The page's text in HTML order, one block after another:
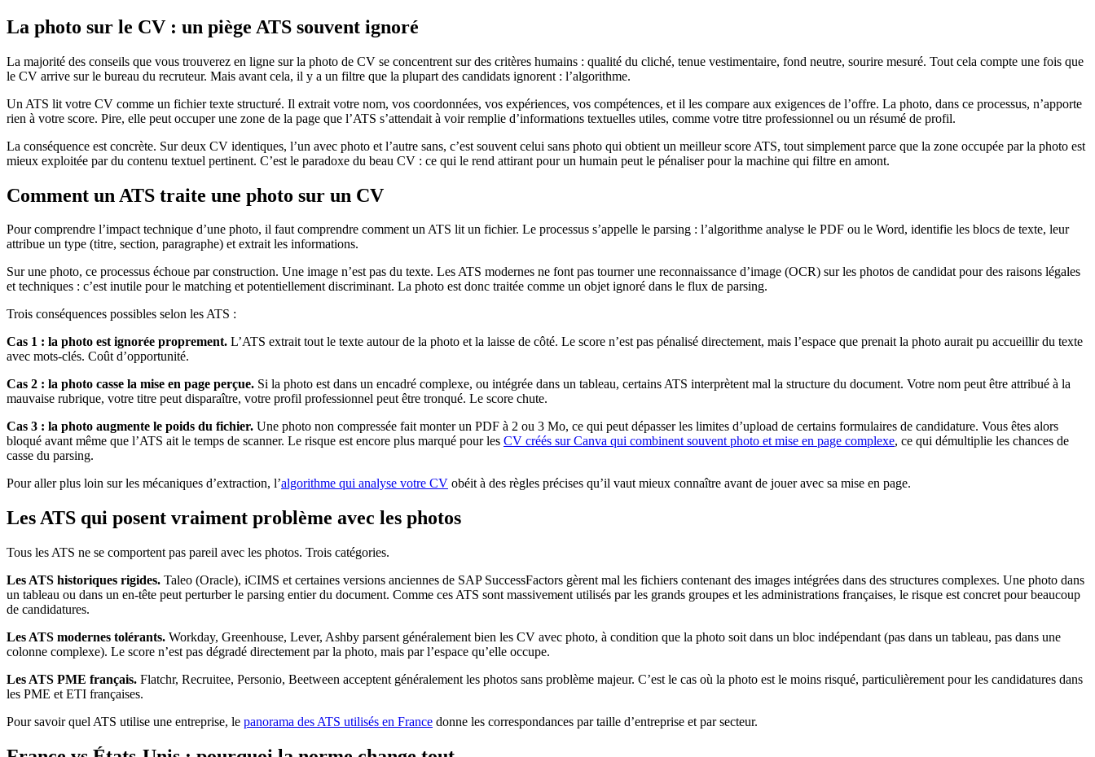
La photo sur le CV : un piège ATS souvent ignoré
La majorité des conseils que vous trouverez en ligne sur la photo de CV se concentrent sur des critères humains : qualité du cliché, tenue vestimentaire, fond neutre, sourire mesuré. Tout cela compte une fois que
le CV arrive sur le bureau du recruteur. Mais avant cela, il y a un filtre que la plupart des candidats ignorent : l’algorithme.
Un ATS lit votre CV comme un fichier texte structuré. Il extrait votre nom, vos coordonnées, vos expériences, vos compétences, et il les compare aux exigences de l’offre. La photo, dans ce processus, n’apporte
rien à votre score. Pire, elle peut occuper une zone de la page que l’ATS s’attendait à voir remplie d’informations textuelles utiles, comme votre titre professionnel ou un résumé de profil.
La conséquence est concrète. Sur deux CV identiques, l’un avec photo et l’autre sans, c’est souvent celui sans photo qui obtient un meilleur score ATS, tout simplement parce que la zone occupée par la photo est
mieux exploitée par du contenu textuel pertinent. C’est le paradoxe du beau CV : ce qui le rend attirant pour un humain peut le pénaliser pour la machine qui filtre en amont.
Comment un ATS traite une photo sur un CV
Pour comprendre l’impact technique d’une photo, il faut comprendre comment un ATS lit un fichier. Le processus s’appelle le parsing : l’algorithme analyse le PDF ou le Word, identifie les blocs de texte, leur
attribue un type (titre, section, paragraphe) et extrait les informations.
Sur une photo, ce processus échoue par construction. Une image n’est pas du texte. Les ATS modernes ne font pas tourner une reconnaissance d’image (OCR) sur les photos de candidat pour des raisons légales
et techniques : c’est inutile pour le matching et potentiellement discriminant. La photo est donc traitée comme un objet ignoré dans le flux de parsing.
Trois conséquences possibles selon les ATS :
Cas 1 : la photo est ignorée proprement. L’ATS extrait tout le texte autour de la photo et la laisse de côté. Le score n’est pas pénalisé directement, mais l’espace que prenait la photo aurait pu accueillir du texte
avec mots-clés. Coût d’opportunité.
Cas 2 : la photo casse la mise en page perçue. Si la photo est dans un encadré complexe, ou intégrée dans un tableau, certains ATS interprètent mal la structure du document. Votre nom peut être attribué à la
mauvaise rubrique, votre titre peut disparaître, votre profil professionnel peut être tronqué. Le score chute.
Cas 3 : la photo augmente le poids du fichier. Une photo non compressée fait monter un PDF à 2 ou 3 Mo, ce qui peut dépasser les limites d’upload de certains formulaires de candidature. Vous êtes alors
bloqué avant même que l’ATS ait le temps de scanner. Le risque est encore plus marqué pour les CV créés sur Canva qui combinent souvent photo et mise en page complexe, ce qui démultiplie les chances de
casse du parsing.
Pour aller plus loin sur les mécaniques d’extraction, l’algorithme qui analyse votre CV obéit à des règles précises qu’il vaut mieux connaître avant de jouer avec sa mise en page.
Les ATS qui posent vraiment problème avec les photos
Tous les ATS ne se comportent pas pareil avec les photos. Trois catégories.
Les ATS historiques rigides. Taleo (Oracle), iCIMS et certaines versions anciennes de SAP SuccessFactors gèrent mal les fichiers contenant des images intégrées dans des structures complexes. Une photo dans
un tableau ou dans un en-tête peut perturber le parsing entier du document. Comme ces ATS sont massivement utilisés par les grands groupes et les administrations françaises, le risque est concret pour beaucoup
de candidatures.
Les ATS modernes tolérants. Workday, Greenhouse, Lever, Ashby parsent généralement bien les CV avec photo, à condition que la photo soit dans un bloc indépendant (pas dans un tableau, pas dans une
colonne complexe). Le score n’est pas dégradé directement par la photo, mais par l’espace qu’elle occupe.
Les ATS PME français. Flatchr, Recruitee, Personio, Beetween acceptent généralement les photos sans problème majeur. C’est le cas où la photo est le moins risqué, particulièrement pour les candidatures dans
les PME et ETI françaises.
Pour savoir quel ATS utilise une entreprise, le panorama des ATS utilisés en France donne les correspondances par taille d’entreprise et par secteur.